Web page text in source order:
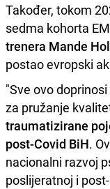
Također, tokom
sedma kohorta
trenera Mande
postao evropski
"Sve ovo
za pružanje
traumatizirane
post-Covid BiH.
nacionalni razvoj
poslijeratnoj i